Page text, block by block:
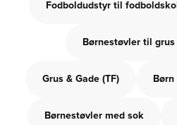
Fodboldudstyr til
Børnestøvler til grus
Grus & Gade (TF)
Børnestøvler med sok